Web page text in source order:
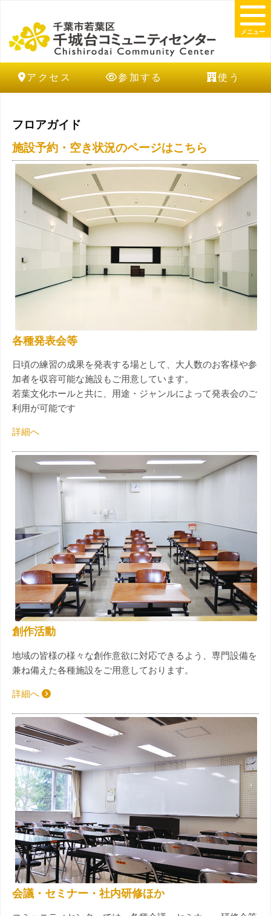
アクセス 参加する 使う
メニュー
フロアガイド
施設予約・空き状況のページはこちら
各種発表会等
日頃の練習の成果を発表する場として、大人数のお客様や参
加者を収容可能な施設もご用意しています。
若葉文化ホールと共に、用途・ジャンルによって発表会のご
利用が可能です
詳細へ
創作活動
地域の皆様の様々な創作意欲に対応できるよう、専門設備を
兼ね備えた各種施設をご用意しております。
詳細へ
会議・セミナー・社内研修ほか